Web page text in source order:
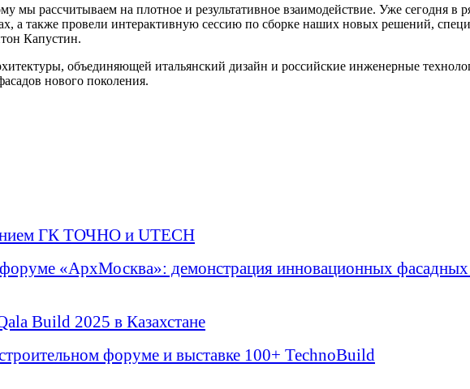
рассчитываем на плотное и результативное взаимодействие. Уже сегодня в
а также провели интерактивную сессию по сборке наших новых решений,
Капустин.
объединяющей итальянский дизайн и российские инженерные
нового поколения.
ГК ТОЧНО и UTECH
«АрхМосква»: демонстрация инновационных фасадных
Build 2025 в Казахстане
форуме и выставке 100+ TechnoBuild